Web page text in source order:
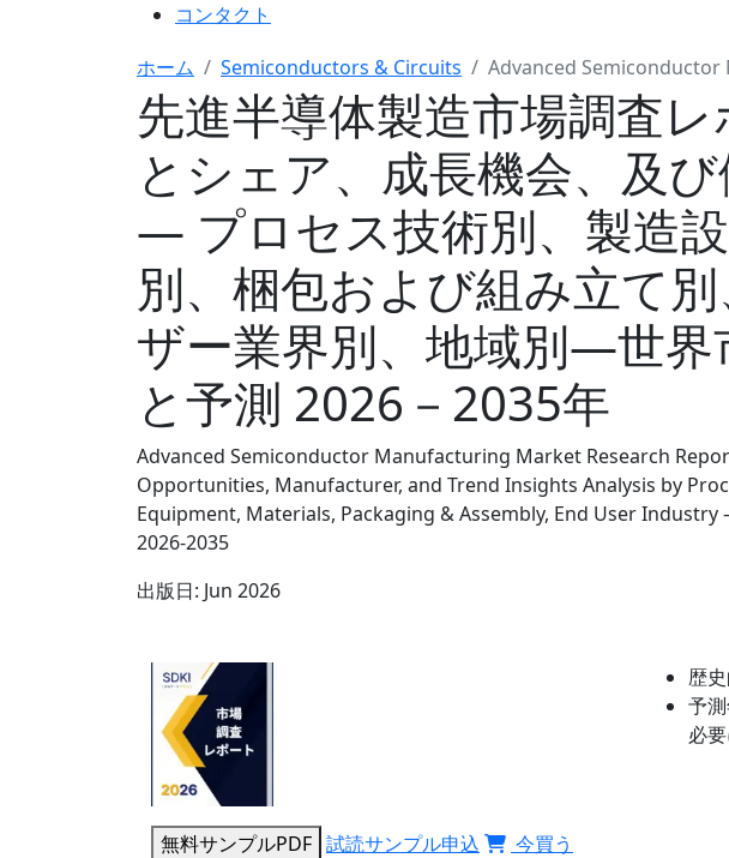
コンタクト
ホーム
Semiconductors & Circuits Advanced
先進半導体製造市場調査
とシェア、成長機会、及
― プロセス技術別、製造
別、梱包および組み立て
ザー業界別、地域別―世界
と予測 2026－2035年
Advanced Semiconductor Manufacturing Market Research
Opportunities, Manufacturer, and Trend Insights Analysis by
Equipment, Materials, Packaging & Assembly, End User
2026-2035
出版日: Jun 2026
歴
予
必
無料サンプルPDF 試読サンプル申込 今買う